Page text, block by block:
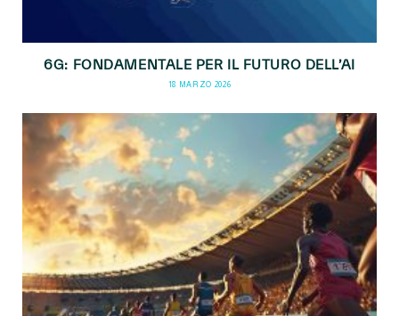
6G: FONDAMENTALE PER IL FUTURO DELL’AI
18 MARZO 2026